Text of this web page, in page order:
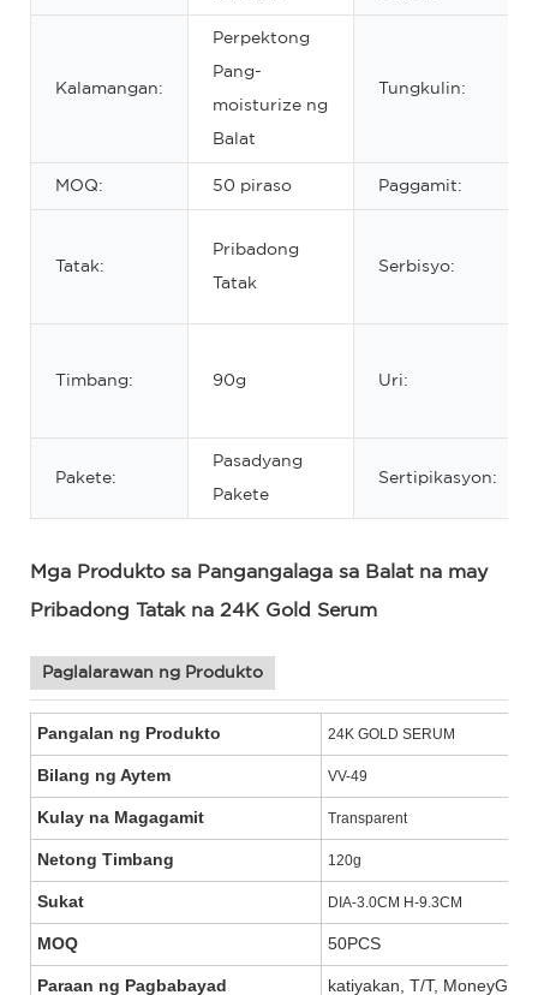
Kalamangan:
Perpektong
Pang-
moisturize ng
Balat
Tungkulin:
MOQ: 50 piraso Paggamit:
Tatak:
Pribadong
Tatak
Serbisyo:
Timbang: 90g Uri:
Pakete:
Pasadyang
Pakete
Sertipikasyon:
Mga Produkto sa Pangangalaga sa Balat na may
Pribadong Tatak na 24K Gold Serum
Paglalarawan ng Produkto
Pangalan ng Produkto 24K GOLD SERUM
Bilang ng Aytem VV-49
Kulay na Magagamit Transparent
Netong Timbang 120g
Sukat DIA-3.0CM H-9.3CM
MOQ 50PCS
Paraan ng Pagbabayad katiyakan, T/T,